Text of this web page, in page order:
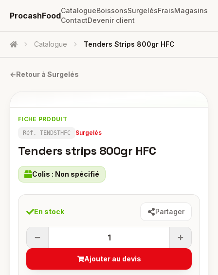
ProcashFood
CatalogueBoissonsSurgelésFraisMagasins
ContactDevenir client
Accueil Catalogue Tenders Strips 800gr HFC
←Retour à Surgelés
FICHE PRODUIT
Réf. TENDSTHFC Surgelés
Tenders strips 800gr HFC
Colis : Non spécifié
En stock Partager
1
Ajouter au devis